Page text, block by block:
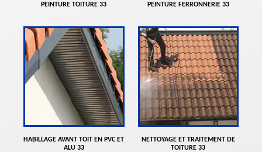
PEINTURE TOITURE 33 PEINTURE FERRONNERIE 33
HABILLAGE AVANT TOIT EN PVC ET
ALU 33
NETTOYAGE ET TRAITEMENT DE
TOITURE 33